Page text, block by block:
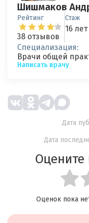
Шишмаков
Рейтинг
38 отзывов
Стаж
16 лет
Специализация:
Врачи общей
Написать врачу
Дата
Дата
Оцените
Оценок пока